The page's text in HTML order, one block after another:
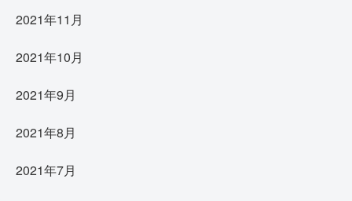
2021年11月
2021年10月
2021年9月
2021年8月
2021年7月